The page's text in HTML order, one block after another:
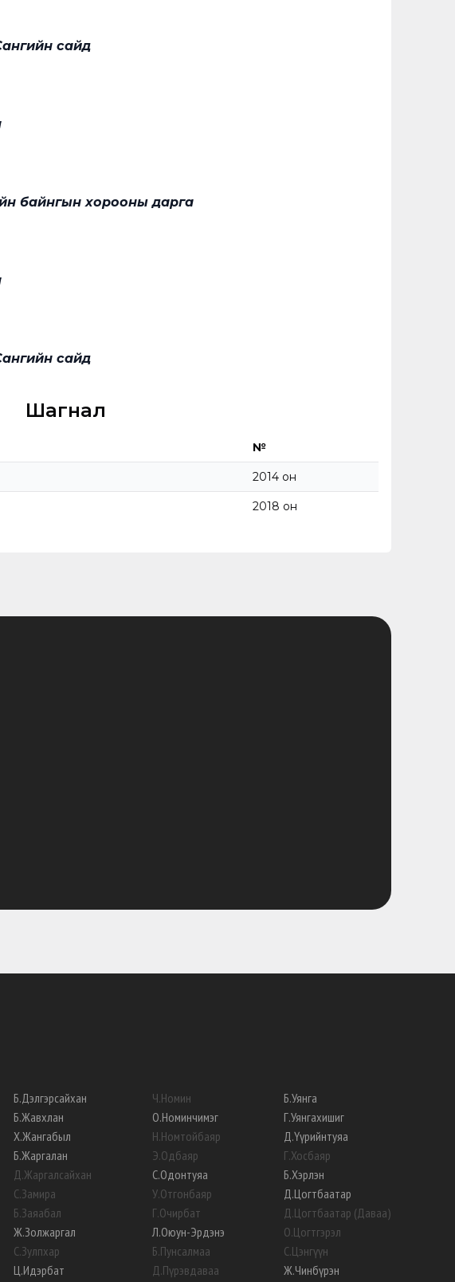
сайд
байнгын хорооны дарга
сайд
Шагнал
№
2014 он
2018 он
Б.Дэлгэрсайхан
Б.Жавхлан
Х.Жангабыл
Б.Жаргалан
Д.Жаргалсайхан
С.Замира
Б.Заяабал
Ж.Золжаргал
С.Зулпхар
Ц.Идэрбат
Ч.Номин
О.Номинчимэг
Н.Номтойбаяр
Э.Одбаяр
С.Одонтуяа
У.Отгонбаяр
Г.Очирбат
Л.Оюун-Эрдэнэ
Б.Пунсалмаа
Д.Пүрэвдаваа
Б.Уянга
Г.Уянгахишиг
Д.Үүрийнтуяа
Г.Хосбаяр
Б.Хэрлэн
Д.Цогтбаатар
Д.Цогтбаатар (Даваа)
О.Цогтгэрэл
С.Цэнгүүн
Ж.Чинбүрэн